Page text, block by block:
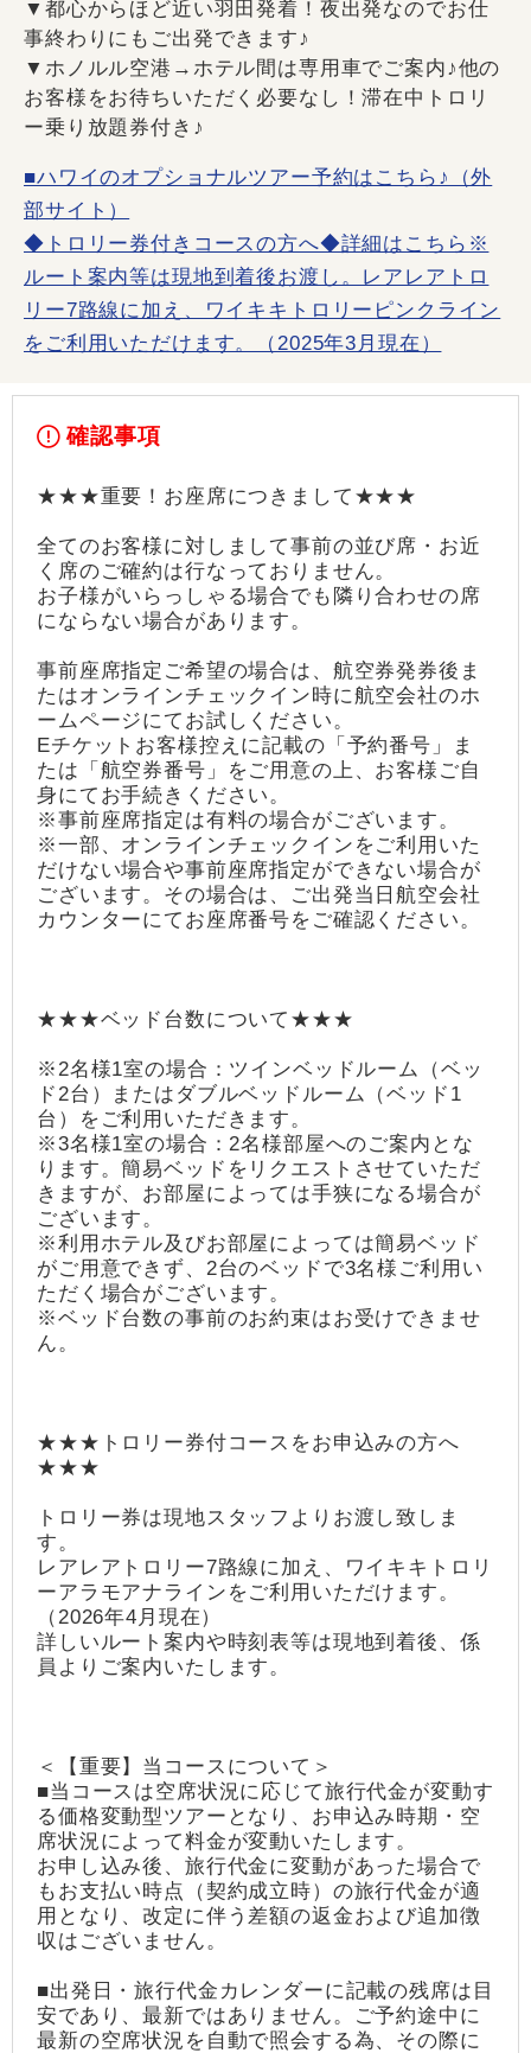
▼都心からほど近い羽田発着！夜出発なのでお仕
事終わりにもご出発できます♪
▼ホノルル空港→ホテル間は専用車でご案内♪他の
お客様をお待ちいただく必要なし！滞在中トロリ
ー乗り放題券付き♪
■ハワイのオプショナルツアー予約はこちら♪（外
部サイト）
◆トロリー券付きコースの方へ◆詳細はこちら※
ルート案内等は現地到着後お渡し。レアレアトロ
リー7路線に加え、ワイキキトロリーピンクライン
をご利用いただけます。（2025年3月現在）
確認事項
★★★重要！お座席につきまして★★★
全てのお客様に対しまして事前の並び席・お近
く席のご確約は行なっておりません。
お子様がいらっしゃる場合でも隣り合わせの席
にならない場合があります。
事前座席指定ご希望の場合は、航空券発券後ま
たはオンラインチェックイン時に航空会社のホ
ームページにてお試しください。
Eチケットお客様控えに記載の「予約番号」ま
たは「航空券番号」をご用意の上、お客様ご自
身にてお手続きください。
※事前座席指定は有料の場合がございます。
※一部、オンラインチェックインをご利用いた
だけない場合や事前座席指定ができない場合が
ございます。その場合は、ご出発当日航空会社
カウンターにてお座席番号をご確認ください。
★★★ベッド台数について★★★
※2名様1室の場合：ツインベッドルーム（ベッ
ド2台）またはダブルベッドルーム（ベッド1
台）をご利用いただきます。
※3名様1室の場合：2名様部屋へのご案内とな
ります。簡易ベッドをリクエストさせていただ
きますが、お部屋によっては手狭になる場合が
ございます。
※利用ホテル及びお部屋によっては簡易ベッド
がご用意できず、2台のベッドで3名様ご利用い
ただく場合がございます。
※ベッド台数の事前のお約束はお受けできませ
ん。
★★★トロリー券付コースをお申込みの方へ
★★★
トロリー券は現地スタッフよりお渡し致しま
す。
レアレアトロリー7路線に加え、ワイキキトロリ
ーアラモアナラインをご利用いただけます。
（2026年4月現在）
詳しいルート案内や時刻表等は現地到着後、係
員よりご案内いたします。
＜【重要】当コースについて＞
■当コースは空席状況に応じて旅行代金が変動す
る価格変動型ツアーとなり、お申込み時期・空
席状況によって料金が変動いたします。
お申し込み後、旅行代金に変動があった場合で
もお支払い時点（契約成立時）の旅行代金が適
用となり、改定に伴う差額の返金および追加徴
収はございません。
■出発日・旅行代金カレンダーに記載の残席は目
安であり、最新ではありません。ご予約途中に
最新の空席状況を自動で照会する為、その際に